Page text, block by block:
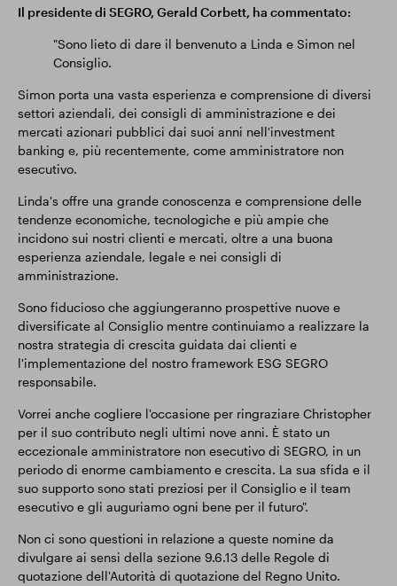
Il presidente di SEGRO, Gerald Corbett, ha commentato:
"Sono lieto di dare il benvenuto a Linda e Simon nel
Consiglio.
Simon porta una vasta esperienza e comprensione di diversi
settori aziendali, dei consigli di amministrazione e dei
mercati azionari pubblici dai suoi anni nell'investment
banking e, più recentemente, come amministratore non
esecutivo.
Linda's offre una grande conoscenza e comprensione delle
tendenze economiche, tecnologiche e più ampie che
incidono sui nostri clienti e mercati, oltre a una buona
esperienza aziendale, legale e nei consigli di
amministrazione.
Sono fiducioso che aggiungeranno prospettive nuove e
diversificate al Consiglio mentre continuiamo a realizzare la
nostra strategia di crescita guidata dai clienti e
l'implementazione del nostro framework ESG SEGRO
responsabile.
Vorrei anche cogliere l'occasione per ringraziare Christopher
per il suo contributo negli ultimi nove anni. È stato un
eccezionale amministratore non esecutivo di SEGRO, in un
periodo di enorme cambiamento e crescita. La sua sfida e il
suo supporto sono stati preziosi per il Consiglio e il team
esecutivo e gli auguriamo ogni bene per il futuro".
Non ci sono questioni in relazione a queste nomine da
divulgare ai sensi della sezione 9.6.13 delle Regole di
quotazione dell'Autorità di quotazione del Regno Unito.